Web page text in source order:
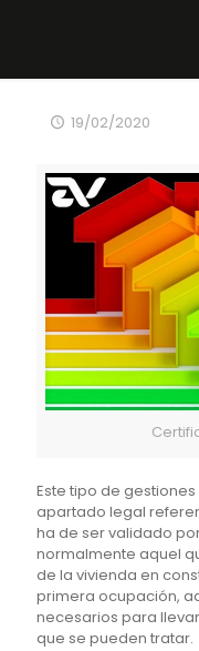
19/02/2020
Este tipo de
apartado legal
ha de ser validado
normalmente aquel
de la vivienda en
primera ocupación,
necesarios para
que se pueden tratar.